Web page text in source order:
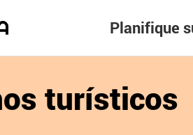
Planifique
turísticos